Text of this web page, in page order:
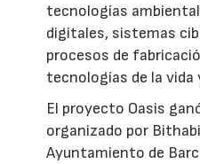
tecnologías
digitales, sistemas
procesos de
tecnologías de la vida
El proyecto Oasis
organizado por
Ayuntamiento de